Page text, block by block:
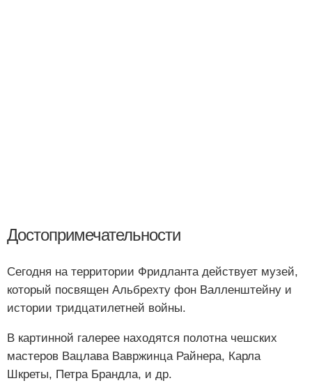
Достопримечательности
Сегодня на территории Фридланта действует музей,
который посвящен Альбрехту фон Валленштейну и
истории тридцатилетней войны.
В картинной галерее находятся полотна чешских
мастеров Вацлава Вавржинца Райнера, Карла
Шкреты, Петра Брандла, и др.